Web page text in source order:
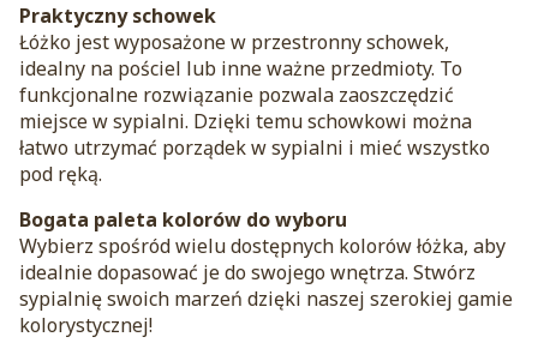
Praktyczny schowek
Łóżko jest wyposażone w przestronny schowek,
idealny na pościel lub inne ważne przedmioty. To
funkcjonalne rozwiązanie pozwala zaoszczędzić
miejsce w sypialni. Dzięki temu schowkowi można
łatwo utrzymać porządek w sypialni i mieć wszystko
pod ręką.
Bogata paleta kolorów do wyboru
Wybierz spośród wielu dostępnych kolorów łóżka, aby
idealnie dopasować je do swojego wnętrza. Stwórz
sypialnię swoich marzeń dzięki naszej szerokiej gamie
kolorystycznej!